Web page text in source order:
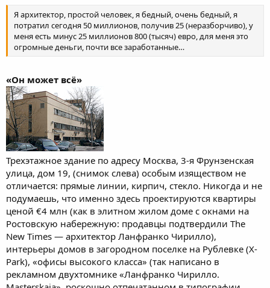
Я архитектор, простой человек, я бедный, очень бедный, я
потратил сегодня 50 миллионов, получив 25 (неразборчиво), у
меня есть минус 25 миллионов 800 (тысяч) евро, для меня это
огромные деньги, почти все заработанные…
«Он может всё»
Трехэтажное здание по адресу Москва, 3-я Фрунзенская
улица, дом 19, (снимок слева) особым изяществом не
отличается: прямые линии, кирпич, стекло. Никогда и не
подумаешь, что именно здесь проектируются квартиры
ценой €4 млн (как в элитном жилом доме с окнами на
Ростовскую набережную: продавцы подтвердили The
New Times — архитектор Ланфранко Чирилло),
интерьеры домов в загородном поселке на Рублевке (X-
Park), «офисы высокого класса» (так написано в
рекламном двухтомнике «Ланфранко Чирилло.